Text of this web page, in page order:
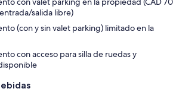
salida libre)
(con y sin valet parking) limitado en la
con acceso para silla de ruedas y